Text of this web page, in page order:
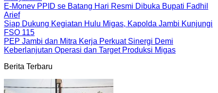
E-Monev PPID se Batang Hari Resmi Dibuka Bupati Fadhil
Arief
Siap Dukung Kegiatan Hulu Migas, Kapolda Jambi Kunjungi
FSO 115
PEP Jambi dan Mitra Kerja Perkuat Sinergi Demi
Keberlanjutan Operasi dan Target Produksi Migas
Berita Terbaru